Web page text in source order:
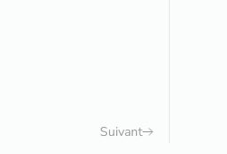
Suivant